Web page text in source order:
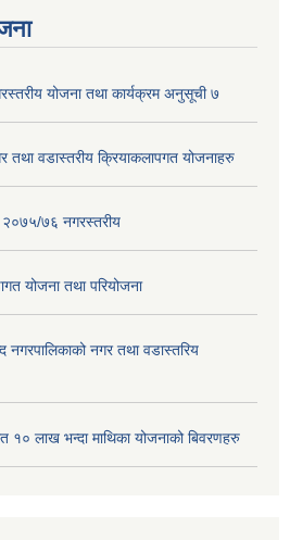
योजना तथा कार्यक्रम अनुसूची ७
वडास्तरीय क्रियाकलापगत योजनाहरु
२०७५/७६ नगरस्तरीय
योजना तथा परियोजना
नगर तथा वडास्तरिय
लाख भन्दा माथिका योजनाको बिवरणहरु